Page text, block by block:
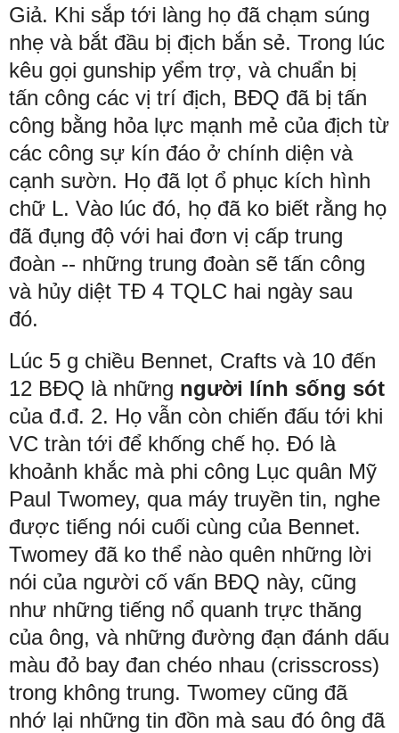
Giả. Khi sắp tới làng họ đã chạm súng
nhẹ và bắt đầu bị địch bắn sẻ. Trong lúc
kêu gọi gunship yểm trợ, và chuẩn bị
tấn công các vị trí địch, BĐQ đã bị tấn
công bằng hỏa lực mạnh mẻ của địch từ
các công sự kín đáo ở chính diện và
cạnh sườn. Họ đã lọt ổ phục kích hình
chữ L. Vào lúc đó, họ đã ko biết rằng họ
đã đụng độ với hai đơn vị cấp trung
đoàn -- những trung đoàn sẽ tấn công
và hủy diệt TĐ 4 TQLC hai ngày sau
đó.
Lúc 5 g chiều Bennet, Crafts và 10 đến
12 BĐQ là những người lính sống sót
của đ.đ. 2. Họ vẫn còn chiến đấu tới khi
VC tràn tới để khống chế họ. Đó là
khoảnh khắc mà phi công Lục quân Mỹ
Paul Twomey, qua máy truyền tin, nghe
được tiếng nói cuối cùng của Bennet.
Twomey đã ko thể nào quên những lời
nói của người cố vấn BĐQ này, cũng
như những tiếng nổ quanh trực thăng
của ông, và những đường đạn đánh dấu
màu đỏ bay đan chéo nhau (crisscross)
trong không trung. Twomey cũng đã
nhớ lại những tin đồn mà sau đó ông đã